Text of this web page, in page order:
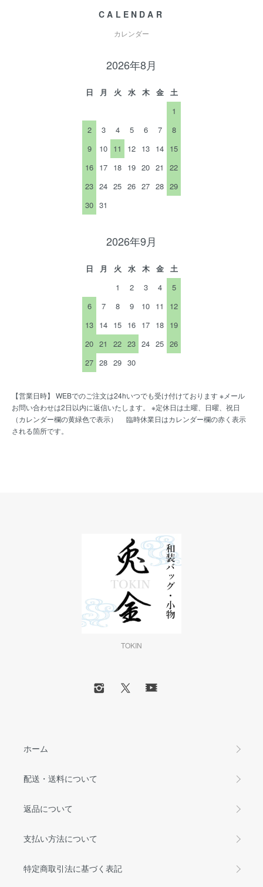
CALENDAR
カレンダー
2026年8月
日 月 火 水 木 金
土
1
2
3 4 5 6 7
8
9
10 11 12 13 14 15
16 17 18 19 20 21
22
23 24 25 26 27 28 29
30 31
2026年9月
日 月 火 水 木 金
土
1
2 3 4
5
6
7 8 9 10 11
12
13 14 15 16 17 18 19
20 21 22 23 24 25 26
27 28 29 30
【営業日時】 WEBでのご注文は24hいつでも受け付けております ※メール
お問い合わせは2日以内に返信いたします。 ※定休日は土曜、日曜、祝日
（カレンダー欄の黄緑色で表示） 臨時休業日はカレンダー欄の赤く表示
される箇所です。
TOKIN
ホーム
配送・送料について
返品について
支払い方法について
特定商取引法に基づく表記